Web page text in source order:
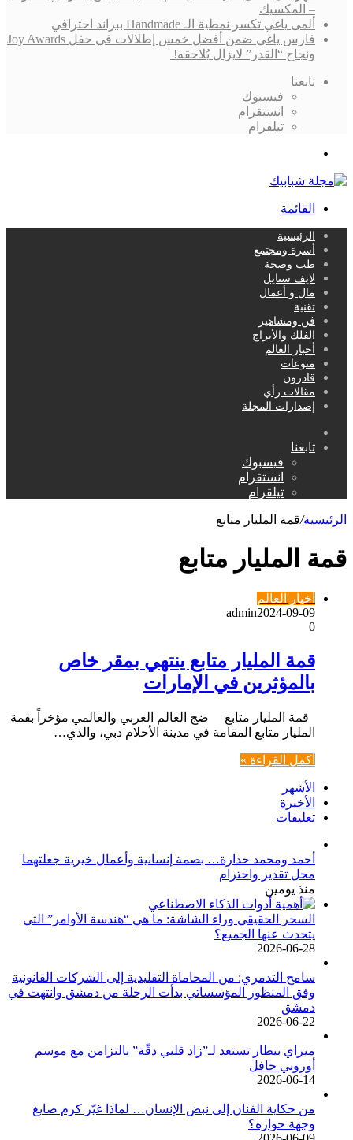
– المكسيك
ألمى ياغي تكسر نمطية الـ Handmade ببراند احترافي
فارس ياغي ضمن أفضل خمس إطلالات في حفل Joy Awards
ونجاح “القدر” لايزال يُلاحقه!
تابعنا
فيسبوك
انستقرام
تيلقرام
القائمة
الرئيسية
أسرة ومجتمع
طب وصحة
لايف ستايل
مال و أعمال
تقنية
فن ومشاهير
الفلك والأبراج
أخبار العالم
منوعات
قادرون
مقالات رأي
إصدارات المجلة
عن
تابعنا
فيسبوك
انستقرام
تيلقرام
الرئيسية/قمة المليار متابع
قمة المليار متابع
أخبار العالم
admin2024-09-09
0
قمة المليار متابع ينتهي بمقر خاص
بالمؤثرين في الإمارات
قمة المليار متابع ضج العالم العربي والعالمي مؤخراً بقمة
المليار متابع المقامة في مدينة الأحلام دبي، والذي…
أكمل القراءة »
الأشهر
الأخيرة
تعليقات
أحمد ومحمد حدارة… بصمة إنسانية وأعمال خيرية جعلتهما
محل تقدير واحترام
منذ يومين
السحر الحقيقي وراء الشاشة: ما هي “هندسة الأوامر” التي
يتحدث عنها الجميع؟
2026-06-28
سامح التدمري: من المحاماة التقليدية إلى الشركات القانونية
وفق المنظور المؤسساتي بدأت الرحلة من دمشق وانتهت في
دمشق
2026-06-22
ميراي بيطار تستعد لـ”زاد قلبي دقّة” بالتزامن مع موسم
أوروبي حافل
2026-06-14
من حكاية الفنان إلى نبض الإنسان… لماذا غيّر كرم صايغ
وجهة حواره؟